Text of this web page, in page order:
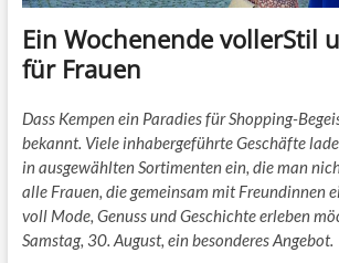
Ein Wochenende vollerStil
für Frauen
Dass Kempen ein Paradies für Shopping-
bekannt. Viele inhabergeführte Geschäfte
in ausgewählten Sortimenten ein, die man
alle Frauen, die gemeinsam mit Freundinnen
voll Mode, Genuss und Geschichte erleben
Samstag, 30. August, ein besonderes Angebot.